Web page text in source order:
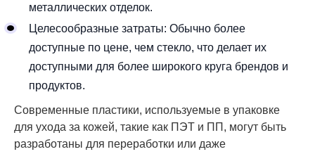
металлических отделок.
Целесообразные затраты: Обычно более
доступные по цене, чем стекло, что делает их
доступными для более широкого круга брендов и
продуктов.
Современные пластики, используемые в упаковке
для ухода за кожей, такие как ПЭТ и ПП, могут быть
разработаны для переработки или даже